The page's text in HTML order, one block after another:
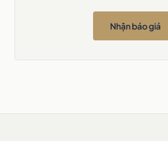
Nhận báo giá